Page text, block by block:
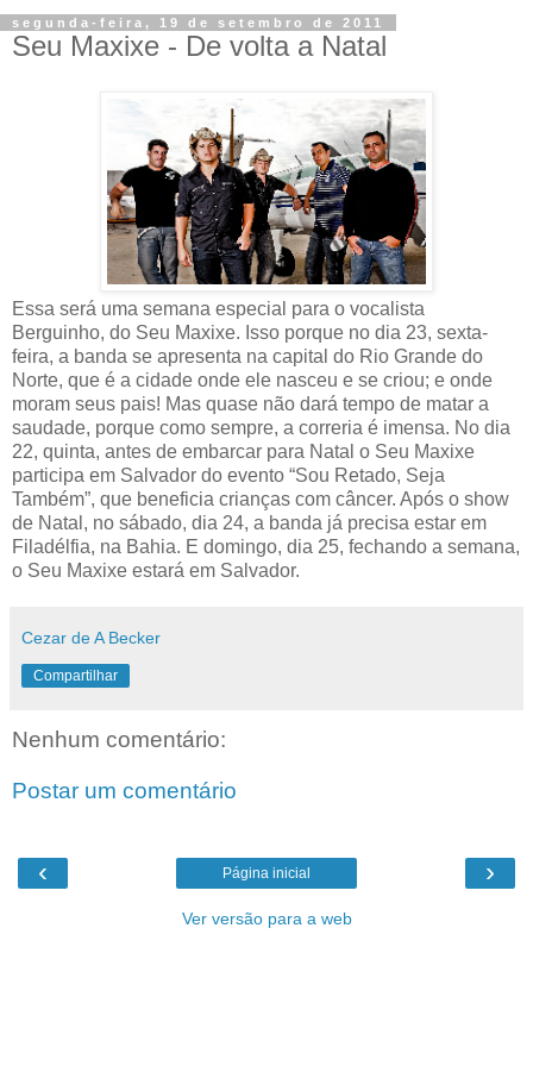
segunda-feira, 19 de setembro de 2011
Seu Maxixe - De volta a Natal
Essa será uma semana especial para o vocalista
Berguinho, do Seu Maxixe. Isso porque no dia 23, sexta-
feira, a banda se apresenta na capital do Rio Grande do
Norte, que é a cidade onde ele nasceu e se criou; e onde
moram seus pais! Mas quase não dará tempo de matar a
saudade, porque como sempre, a correria é imensa. No dia
22, quinta, antes de embarcar para Natal o Seu Maxixe
participa em Salvador do evento “Sou Retado, Seja
Também”, que beneficia crianças com câncer. Após o show
de Natal, no sábado, dia 24, a banda já precisa estar em
Filadélfia, na Bahia. E domingo, dia 25, fechando a semana,
o Seu Maxixe estará em Salvador.
Cezar de A Becker
Compartilhar
Nenhum comentário:
Postar um comentário
‹ ›
Página inicial
Ver versão para a web